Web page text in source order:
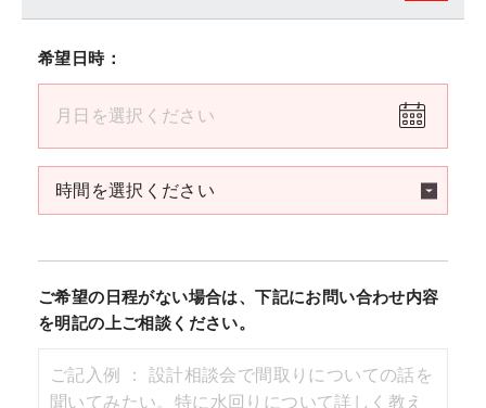
希望日時：
ご希望の日程がない場合は、下記にお問い合わせ内容
を明記の上ご相談ください。